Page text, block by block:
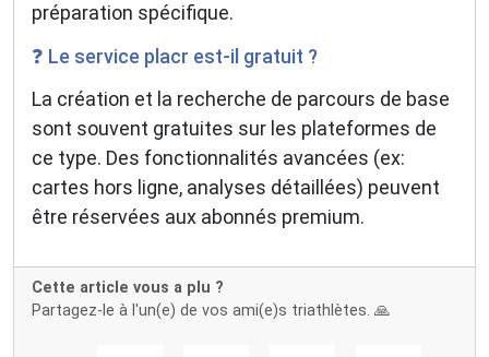
préparation spécifique.
❓ Le service placr est-il gratuit ?
La création et la recherche de parcours de base
sont souvent gratuites sur les plateformes de
ce type. Des fonctionnalités avancées (ex:
cartes hors ligne, analyses détaillées) peuvent
être réservées aux abonnés premium.
Cette article vous a plu ?
Partagez-le à l'un(e) de vos ami(e)s triathlètes. 🙏